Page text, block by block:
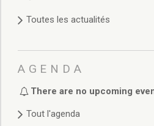
Délibérations 2023
Délibérations 2019
Délibérations 2018
Délibérations 2016
Toutes les actualités
AGENDA
There are no upcoming
Tout l'agenda